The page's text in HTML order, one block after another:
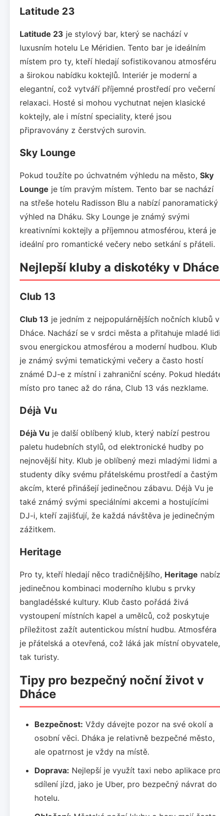
Latitude 23
Latitude 23 je stylový bar, který se nachází v
luxusním hotelu Le Méridien. Tento bar je ideálním
místem pro ty, kteří hledají sofistikovanou atmosféru
a širokou nabídku koktejlů. Interiér je moderní a
elegantní, což vytváří příjemné prostředí pro večerní
relaxaci. Hosté si mohou vychutnat nejen klasické
koktejly, ale i místní speciality, které jsou
připravovány z čerstvých surovin.
Sky Lounge
Pokud toužíte po úchvatném výhledu na město, Sky
Lounge je tím pravým místem. Tento bar se nachází
na střeše hotelu Radisson Blu a nabízí panoramatický
výhled na Dháku. Sky Lounge je známý svými
kreativními koktejly a příjemnou atmosférou, která je
ideální pro romantické večery nebo setkání s přáteli.
Nejlepší kluby a diskotéky v Dháce
Club 13
Club 13 je jedním z nejpopulárnějších nočních klubů v
Dháce. Nachází se v srdci města a přitahuje mladé
svou energickou atmosférou a moderní hudbou. Klub
je známý svými tematickými večery a často hostí
známé DJ-e z místní i zahraniční scény. Pokud
místo pro tanec až do rána, Club 13 vás nezklame.
Déjà Vu
Déjà Vu je další oblíbený klub, který nabízí pestrou
paletu hudebních stylů, od elektronické hudby po
nejnovější hity. Klub je oblíbený mezi mladými lidmi a
studenty díky svému přátelskému prostředí a častým
akcím, které přinášejí jedinečnou zábavu. Déjà Vu je
také známý svými speciálními akcemi a hostujícími
DJ-i, kteří zajišťují, že každá návštěva je jedinečným
zážitkem.
Heritage
Pro ty, kteří hledají něco tradičnějšího, Heritage
jedinečnou kombinaci moderního klubu s prvky
bangladéšské kultury. Klub často pořádá živá
vystoupení místních kapel a umělců, což poskytuje
příležitost zažít autentickou místní hudbu. Atmosféra
je přátelská a otevřená, což láká jak místní obyvatele,
tak turisty.
Tipy pro bezpečný noční život v
Dháce
Bezpečnost: Vždy dávejte pozor na své okolí a
osobní věci. Dháka je relativně bezpečné město,
ale opatrnost je vždy na místě.
Doprava: Nejlepší je využít taxi nebo aplikace
sdílení jízd, jako je Uber, pro bezpečný návrat do
hotelu.